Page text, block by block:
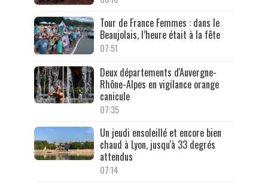
Tour de France Femmes : dans le
Beaujolais, l’heure était à la fête
07:51
Deux départements d'Auvergne-
Rhône-Alpes en vigilance orange
canicule
07:35
Un jeudi ensoleillé et encore bien
chaud à Lyon, jusqu'à 33 degrés
attendus
07:14